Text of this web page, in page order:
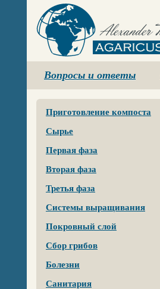
Agaricus.ru
Вопросы и ответы
Приготовление компоста
Сырье
Первая фаза
Вторая фаза
Третья фаза
Системы выращивания
Покровный слой
Сбор грибов
Болезни
Санитария